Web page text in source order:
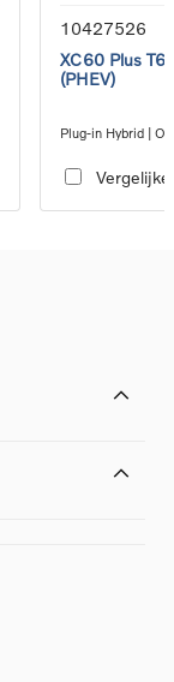
10427526
XC60 Plus T6
(PHEV)
Plug-in Hybrid |